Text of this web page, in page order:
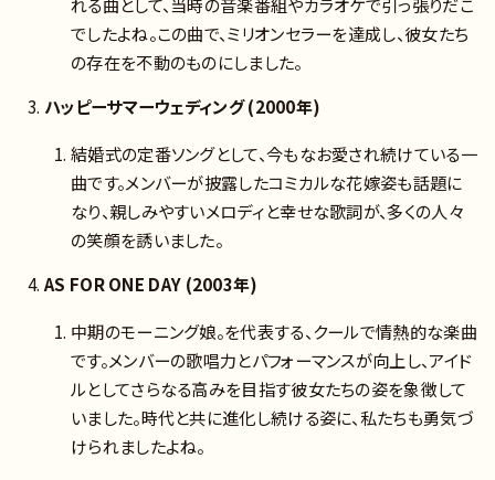
でしたよね。この曲で、ミリオンセラーを達成し、彼女たち
の存在を不動のものにしました。
ハッピーサマーウェディング (2000年)
結婚式の定番ソングとして、今もなお愛され続けている一
曲です。メンバーが披露したコミカルな花嫁姿も話題に
なり、親しみやすいメロディと幸せな歌詞が、多くの人々
の笑顔を誘いました。
AS FOR ONE DAY (2003年)
中期のモーニング娘。を代表する、クールで情熱的な楽曲
です。メンバーの歌唱力とパフォーマンスが向上し、アイド
ルとしてさらなる高みを目指す彼女たちの姿を象徴して
いました。時代と共に進化し続ける姿に、私たちも勇気づ
けられましたよね。